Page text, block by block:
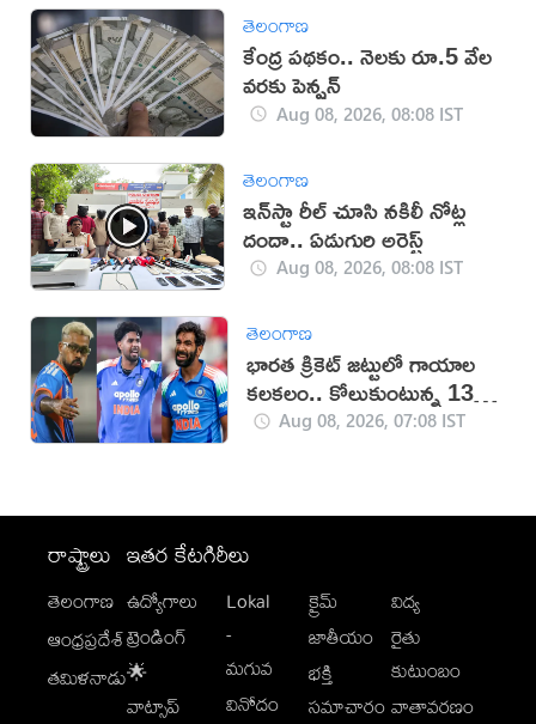
తెలంగాణ
కేంద్ర పథకం.. నెలకు రూ.5 వేల
వరకు పెన్షన్
Aug 08, 2026, 08:08 IST
తెలంగాణ
ఇన్‌స్టా రీల్ చూసి నకిలీ నోట్ల
దందా.. ఏడుగురి అరెస్ట్
Aug 08, 2026, 08:08 IST
తెలంగాణ
భారత క్రికెట్ జట్టులో గాయాల
కలకలం.. కోలుకుంటున్న 13
మంది ప్లేయర్లు
Aug 08, 2026, 07:08 IST
రాష్ట్రాలు
తెలంగాణ
ఆంధ్రప్రదేశ్
తమిళనాడు
ఇతర కేటగిరీలు
ఉద్యోగాలు
ట్రెండింగ్
🌟
వాట్సాప్
Lokal
-
మగువ
వినోదం
క్రైమ్
జాతీయం
భక్తి
సమాచారం
విద్య
రైతు
కుటుంబం
వాతావరణం